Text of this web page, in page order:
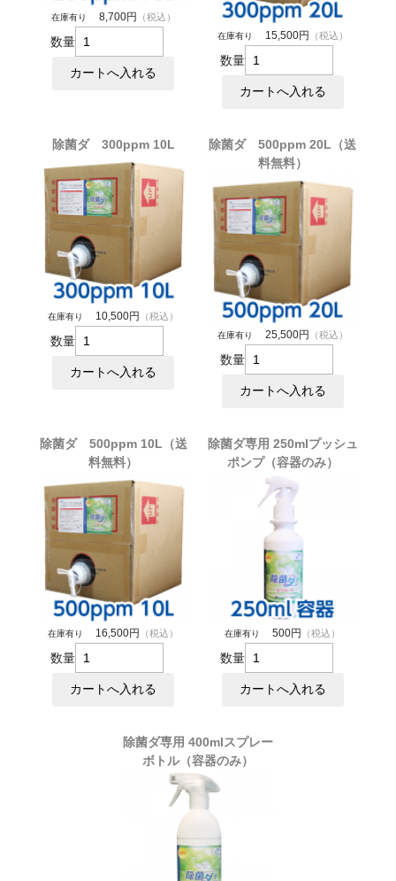
在庫有り 8,700円 （税込）
数量 在庫有り 15,500円 （税込）
数量
除菌ダ 300ppm 10L
在庫有り 10,500円 （税込）
数量
除菌ダ 500ppm 20L（送
料無料）
在庫有り 25,500円 （税込）
数量
除菌ダ 500ppm 10L（送
料無料）
在庫有り 16,500円 （税込）
数量
除菌ダ専用 250mlプッシュ
ポンプ（容器のみ）
在庫有り 500円 （税込）
数量
除菌ダ専用 400mlスプレー
ボトル（容器のみ）